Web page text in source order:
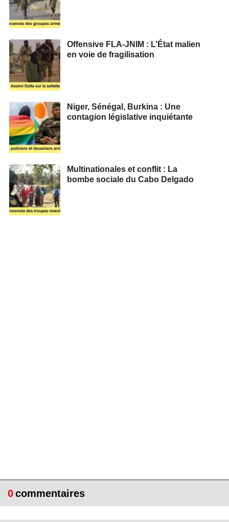
Offensive FLA-JNIM : L’État malien
en voie de fragilisation
Niger, Sénégal, Burkina : Une
contagion législative inquiétante
Multinationales et conflit : La
bombe sociale du Cabo Delgado
0commentaires